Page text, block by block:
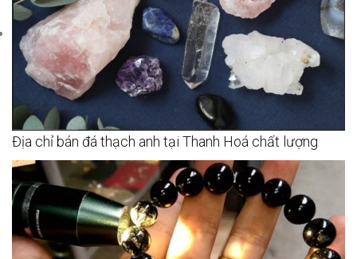
Địa chỉ bán đá thạch anh tại Thanh Hoá chất lượng